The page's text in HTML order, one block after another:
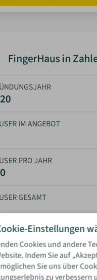
FingerHaus in
IM ANGEBOT
PRO JAHR
GESAMT
Einstellungen
Cookies und andere
Indem Sie auf
Sie uns über
zu verbessern